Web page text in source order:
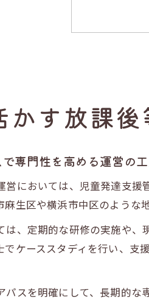
地
放
チ
強
ス
個々の
放
人
ス
かす放課
専門性を高める運営の
営においては、児童発達支
生区や横浜市中区のような
は、定期的な研修の実施や
でケーススタディを行い、
パスを明確にして、長期的